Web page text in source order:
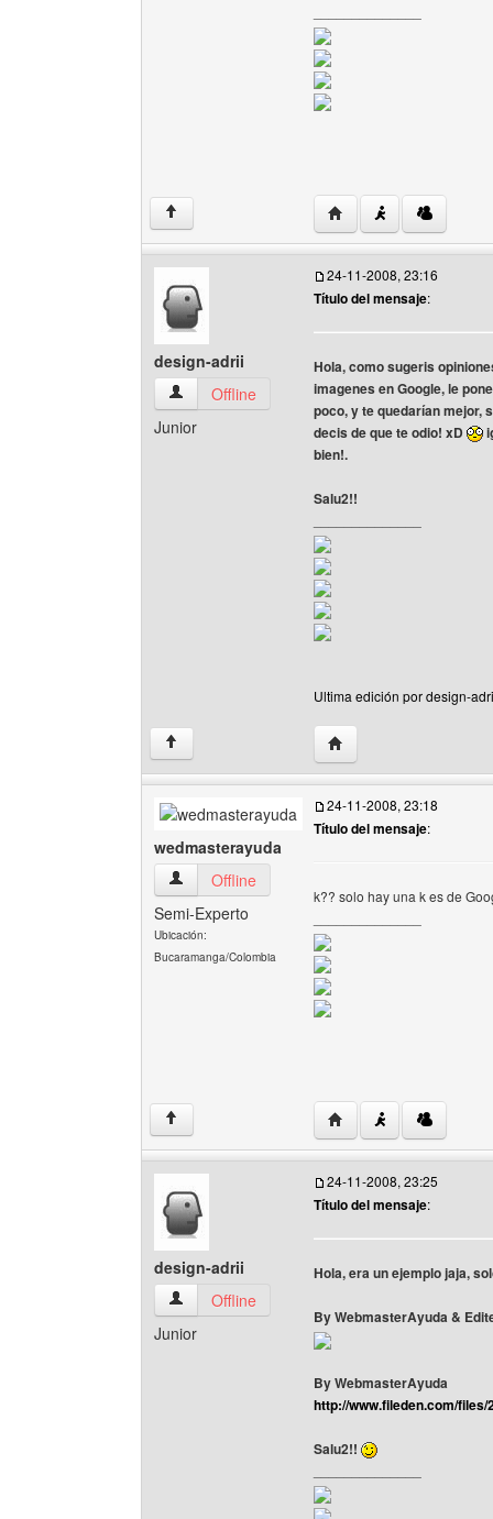
↑ Visitar sitio web del
design-adrii
design-adrii Ver perfil del usuario
Offline
Junior
24-11-2008, 23:16
Título del mensaje:
Hola, como sugeris
imagenes en Google, le
poco, y te quedarían mejor,
decis de que te odio! xD
bien!.
Salu2!!
Ultima edición por design-
↑ Visitar sitio web del
wedmasterayuda
wedmasterayuda Ver perfil del usuario
Offline
Semi-Experto
Ubicación:
Bucaramanga/Colombia
24-11-2008, 23:18
Título del mensaje:
k?? solo hay una k es de
↑ Visitar sitio web del
design-adrii
design-adrii Ver perfil del usuario
Offline
Junior
24-11-2008, 23:25
Título del mensaje:
Hola, era un ejemplo jaja,
By WebmasterAyuda &
By WebmasterAyuda
http://www.fileden.com/
Salu2!!